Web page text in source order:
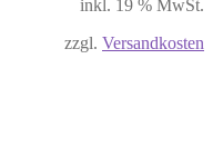
inkl. 19 % MwSt.
zzgl. Versandkosten